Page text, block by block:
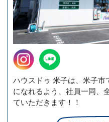
ハウスドゥ 米子は、米子市
になれるよう、社員一同、
ていただきます！！